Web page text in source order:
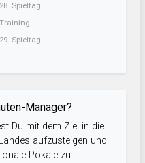
28. Spieltag
Training
29. Spieltag
Manager?
Du mit dem Ziel in die
aufzusteigen und
Pokale zu